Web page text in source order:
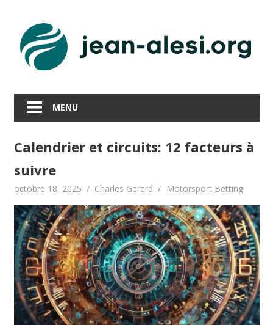
content
MENU
Calendrier et circuits: 12 facteurs à
suivre
octobre 18, 2025 Charles Gerard Motorsport Betting